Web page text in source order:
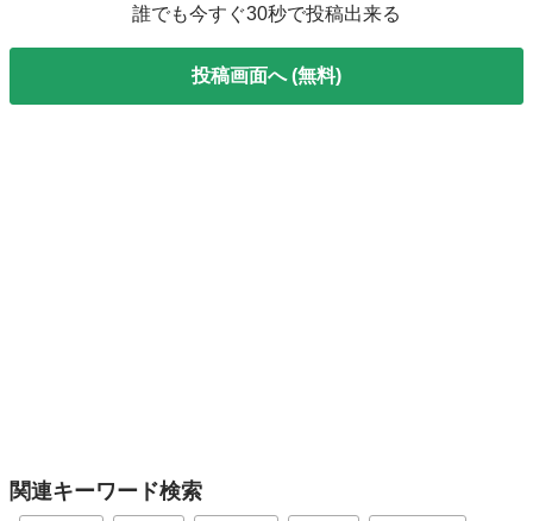
誰でも今すぐ30秒で投稿出来る
投稿画面へ (無料)
関連キーワード検索